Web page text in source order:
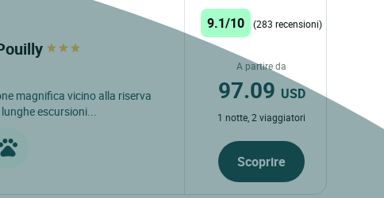
magnifica vicino alla riserva
escursioni...
9.1/10 (283 recensioni)
A partire da
97.09 USD
1 notte, 2 viaggiatori
Scoprire